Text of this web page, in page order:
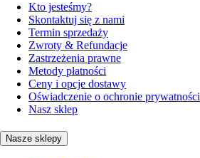
Kto jesteśmy?
Skontaktuj się z nami
Termin sprzedaży
Zwroty & Refundacje
Zastrzeżenia prawne
Metody płatności
Ceny i opcje dostawy
Oświadczenie o ochronie prywatności
Nasz sklep
Nasze sklepy